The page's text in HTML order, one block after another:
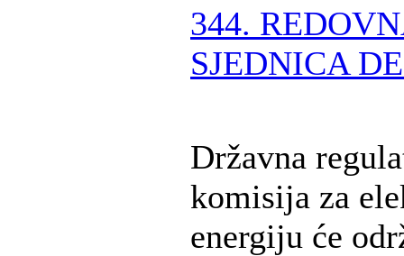
344.
SJEDNICA
Državna
komisija za
energiju će